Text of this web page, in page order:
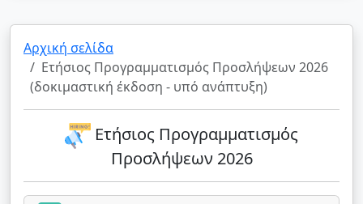
Αρχική σελίδα
Ετήσιος Προγραμματισμός Προσλήψεων 2026
(δοκιμαστική έκδοση - υπό ανάπτυξη)
Ετήσιος Προγραμματισμός
Προσλήψεων 2026